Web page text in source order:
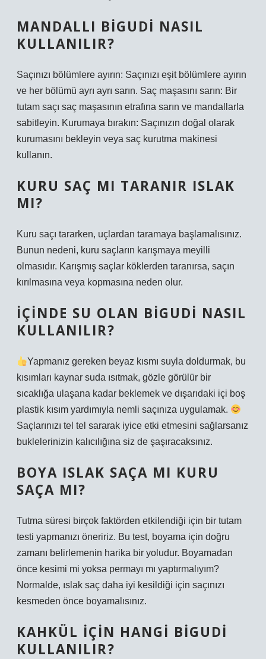
MANDALLI BIGUDI NASIL
KULLANILIR?
Saçınızı bölümlere ayırın: Saçınızı eşit bölümlere ayırın
ve her bölümü ayrı ayrı sarın. Saç maşasını sarın: Bir
tutam saçı saç maşasının etrafına sarın ve mandallarla
sabitleyin. Kurumaya bırakın: Saçınızın doğal olarak
kurumasını bekleyin veya saç kurutma makinesi
kullanın.
KURU SAÇ MI TARANIR ISLAK
MI?
Kuru saçı tararken, uçlardan taramaya başlamalısınız.
Bunun nedeni, kuru saçların karışmaya meyilli
olmasıdır. Karışmış saçlar köklerden taranırsa, saçın
kırılmasına veya kopmasına neden olur.
İÇINDE SU OLAN BIGUDI NASIL
KULLANILIR?
Yapmanız gereken beyaz kısmı suyla doldurmak, bu
kısımları kaynar suda ısıtmak, gözle görülür bir
sıcaklığa ulaşana kadar beklemek ve dışarıdaki içi boş
plastik kısım yardımıyla nemli saçınıza uygulamak.
Saçlarınızı tel tel sararak iyice etki etmesini sağlarsanız
buklelerinizin kalıcılığına siz de şaşıracaksınız.
BOYA ISLAK SAÇA MI KURU
SAÇA MI?
Tutma süresi birçok faktörden etkilendiği için bir tutam
testi yapmanızı öneririz. Bu test, boyama için doğru
zamanı belirlemenin harika bir yoludur. Boyamadan
önce kesimi mi yoksa permayı mı yaptırmalıyım?
Normalde, ıslak saç daha iyi kesildiği için saçınızı
kesmeden önce boyamalısınız.
KAHKÜL IÇIN HANGI BIGUDI
KULLANILIR?